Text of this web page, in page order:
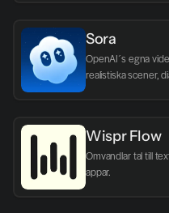
Sora
OpenAI´s egna
realistiska scener,
Wispr Flow
Omvandlar tal till
appar.